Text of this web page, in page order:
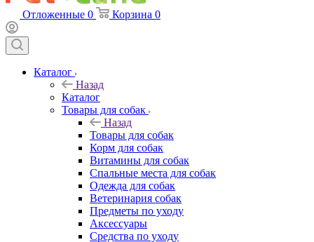
Отложенные 0 Корзина 0
Каталог
Назад
Каталог
Товары для собак
Назад
Товары для собак
Корм для собак
Витамины для собак
Спальные места для собак
Одежда для собак
Ветеринария собак
Предметы по уходу
Аксессуары
Средства по уходу